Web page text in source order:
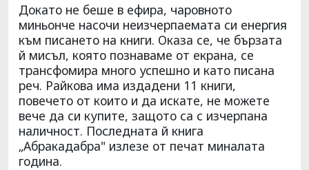
Докато не беше в ефира, чаровното
миньонче насочи неизчерпаемата си енергия
към писането на книги. Оказа се, че бързата
й мисъл, която познаваме от екрана, се
трансфомира много успешно и като писана
реч. Райкова има издадени 11 книги,
повечето от които и да искате, не можете
вече да си купите, защото са с изчерпана
наличност. Последната й книга
„Абракадабра" излезе от печат миналата
година.